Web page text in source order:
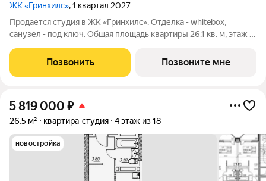
ЖК «Гринхилс», 1 квартал 2027
Продается студия в ЖК «Гринхилс». Отделка - whitebox,
санузел - под ключ. Общая площадь квартиры 26.1 кв. м, этаж 9
ЖК «Гринхилс» жилой квартал комфорт-класса в выгодной
локации микрорайона
Позвонить Позвоните мне
5 819 000 ₽
26,5 м² квартира-студия 4 этаж из 18
новостройка